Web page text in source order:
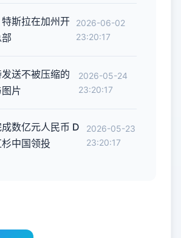
斯拉在加州开
2026-06-02
23:20:17
送不被压缩的
片
2026-05-24
23:20:17
数亿元人民币 D
中国领投
2026-05-23
23:20:17